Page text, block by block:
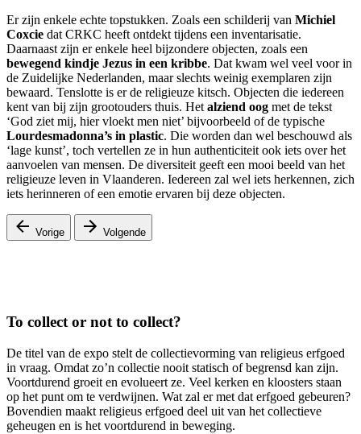
Er zijn enkele echte topstukken. Zoals een schilderij van Michiel
Coxcie dat CRKC heeft ontdekt tijdens een inventarisatie.
Daarnaast zijn er enkele heel bijzondere objecten, zoals een
bewegend kindje Jezus in een kribbe. Dat kwam wel veel voor in
de Zuidelijke Nederlanden, maar slechts weinig exemplaren zijn
bewaard. Tenslotte is er de religieuze kitsch. Objecten die iedereen
kent van bij zijn grootouders thuis. Het alziend oog met de tekst
‘God ziet mij, hier vloekt men niet’ bijvoorbeeld of de typische
Lourdesmadonna’s in plastic. Die worden dan wel beschouwd als
‘lage kunst’, toch vertellen ze in hun authenticiteit ook iets over het
aanvoelen van mensen. De diversiteit geeft een mooi beeld van het
religieuze leven in Vlaanderen. Iedereen zal wel iets herkennen, zich
iets herinneren of een emotie ervaren bij deze objecten.
Vorige Volgende
To collect or not to collect?
De titel van de expo stelt de collectievorming van religieus erfgoed
in vraag. Omdat zo’n collectie nooit statisch of begrensd kan zijn.
Voortdurend groeit en evolueert ze. Veel kerken en kloosters staan
op het punt om te verdwijnen. Wat zal er met dat erfgoed gebeuren?
Bovendien maakt religieus erfgoed deel uit van het collectieve
geheugen en is het voortdurend in beweging.